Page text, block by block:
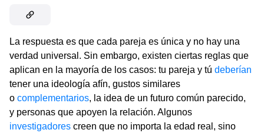
La respuesta es que cada pareja es única y no hay una
verdad universal. Sin embargo, existen ciertas reglas que
aplican en la mayoría de los casos: tu pareja y tú deberían
tener una ideología afín, gustos similares
o complementarios, la idea de un futuro común parecido,
y personas que apoyen la relación. Algunos
investigadores creen que no importa la edad real, sino